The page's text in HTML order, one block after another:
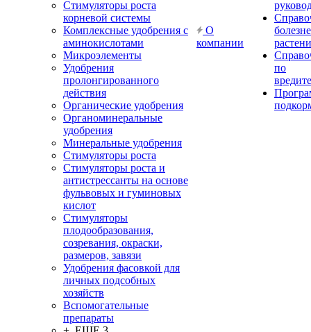
Стимуляторы роста
корневой системы
Комплексные удобрения с
аминокислотами
Микроэлементы
Удобрения
пролонгированного
действия
Органические удобрения
Органоминеральные
удобрения
Минеральные удобрения
Стимуляторы роста
Стимуляторы роста и
антистрессанты на основе
фульвовых и гуминовых
кислот
Стимуляторы
плодообразования,
созревания, окраски,
размеров, завязи
Удобрения фасовкой для
личных подсобных
хозяйств
Вспомогательные
препараты
О
компании
по